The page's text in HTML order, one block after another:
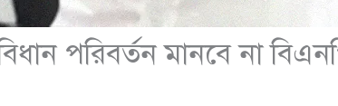
পরিবর্তন মানবে না বিএনপি,